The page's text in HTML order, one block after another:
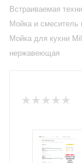
Встраиваемая
Мойка и смеситель
Мойка для кухни
нержавеющая